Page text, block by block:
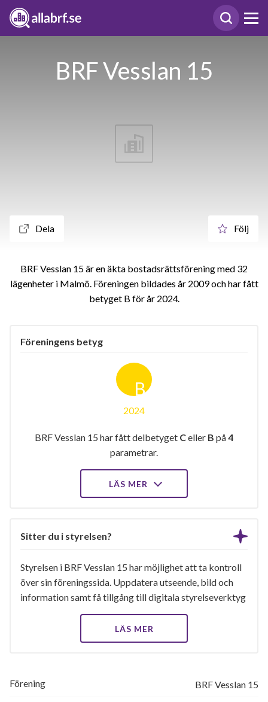
BRF Vesslan 15
Dela Följ
BRF Vesslan 15 är en äkta bostadsrättsförening med 32
lägenheter i Malmö. Föreningen bildades år 2009 och har fått
betyget B för år 2024
Föreningens betyg
B
2024
BRF Vesslan 15 har fått delbetyget Celler B på4
parametrar.
LÄS MER
Sitter du i styrelsen?
Styrelsen i BRF Vesslan 15 har möjlighet att ta kontroll
över sin föreningssida. Uppdatera utseende, bild och
information samt få tillgång till digitala styrelseverktyg
LÄS MER
Förening BRF Vesslan 15